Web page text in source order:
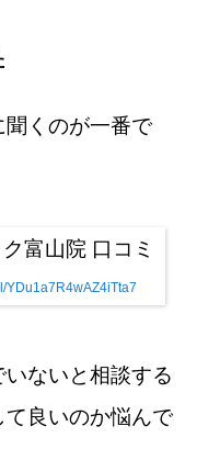
くのが一番で
YDu1a7R4wAZ4iTta7
ないと相談する
て良いのか悩んで